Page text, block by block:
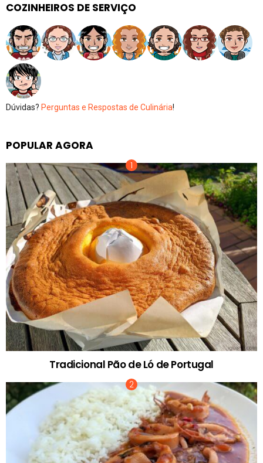
COZINHEIROS DE SERVIÇO
Dúvidas? Perguntas e Respostas de Culinária!
POPULAR AGORA
Tradicional Pão de Ló de Portugal